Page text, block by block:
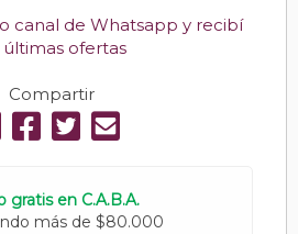
canal de Whatsapp y recibí
últimas ofertas
Compartir
gratis en C.A.B.A.
más de $80.000